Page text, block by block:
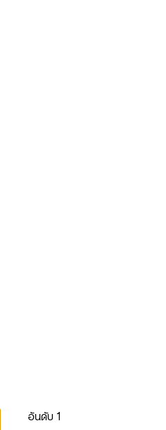
อันดับ 1